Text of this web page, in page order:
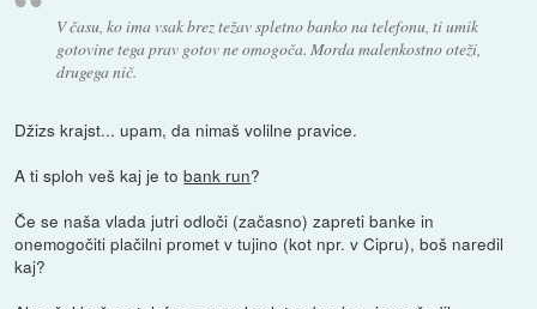
V času, ko ima vsak brez težav spletno banko na telefonu, ti umik
gotovine tega prav gotov ne omogoča. Morda malenkostno oteži,
drugega nič.
Džizs krajst... upam, da nimaš volilne pravice.
A ti sploh veš kaj je tobank run?
Če se naša vlada jutri odloči (začasno) zapreti banke in
onemogočiti plačilni promet v tujino (kot npr. v Cipru), boš naredil
kaj?